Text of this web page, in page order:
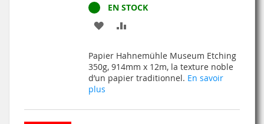
EN STOCK
AJOUTER
MA
LISTE
D’ENVIE
COMPARATEUR
Papier Hahnemühle Museum Etching
350g, 914mm x 12m, la texture noble
d’un papier traditionnel. En savoir
plus